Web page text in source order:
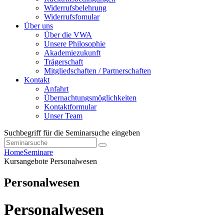
Widerrufsbelehrung
Widerrufsfomular
Über uns
Über die VWA
Unsere Philosophie
Akademiezukunft
Trägerschaft
Mitgliedschaften / Partnerschaften
Kontakt
Anfahrt
Übernachtungsmöglichkeiten
Kontaktformular
Unser Team
Suchbegriff für die Seminarsuche eingeben
HomeSeminare
Kursangebote Personalwesen
Personalwesen
Personalwesen